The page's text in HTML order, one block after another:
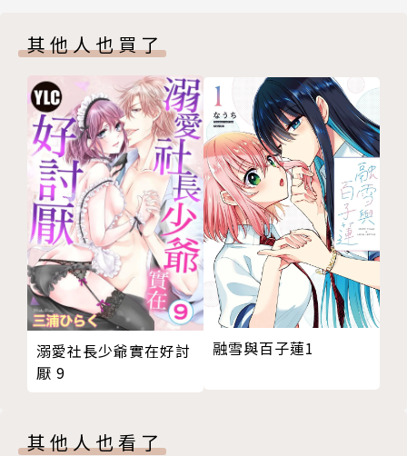
其他人也買了
溺愛社長少爺實在好討
厭 9
融雪與百子蓮1
其他人也看了